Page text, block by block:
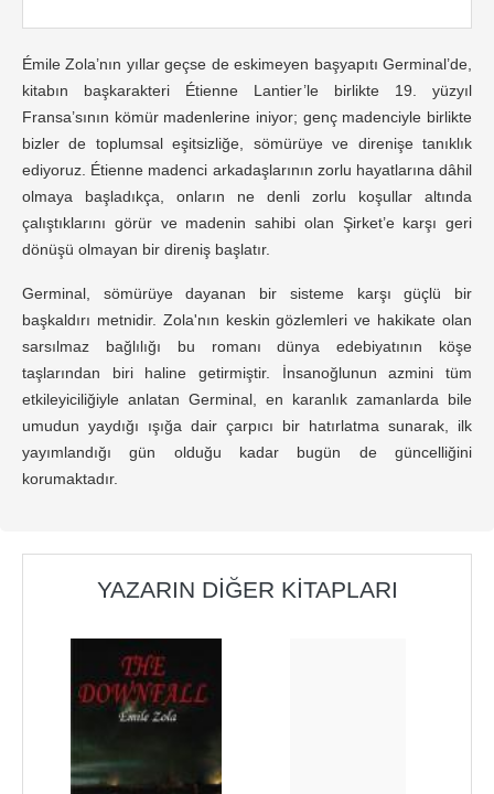
Émile Zola’nın yıllar geçse de eskimeyen başyapıtı Germinal’de,
kitabın başkarakteri Étienne Lantier’le birlikte 19. yüzyıl
Fransa’sının kömür madenlerine iniyor; genç madenciyle birlikte
bizler de toplumsal eşitsizliğe, sömürüye ve direnişe tanıklık
ediyoruz. Étienne madenci arkadaşlarının zorlu hayatlarına dâhil
olmaya başladıkça, onların ne denli zorlu koşullar altında
çalıştıklarını görür ve madenin sahibi olan Şirket’e karşı geri
dönüşü olmayan bir direniş başlatır.
Germinal, sömürüye dayanan bir sisteme karşı güçlü bir
başkaldırı metnidir. Zola'nın keskin gözlemleri ve hakikate olan
sarsılmaz bağlılığı bu romanı dünya edebiyatının köşe
taşlarından biri haline getirmiştir. İnsanoğlunun azmini tüm
etkileyiciliğiyle anlatan Germinal, en karanlık zamanlarda bile
umudun yaydığı ışığa dair çarpıcı bir hatırlatma sunarak, ilk
yayımlandığı gün olduğu kadar bugün de güncelliğini
korumaktadır.
YAZARIN DIĞER KITAPLARI